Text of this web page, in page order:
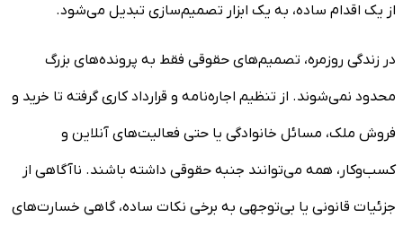
از یک اقدام ساده، به یک ابزار تصمیم‌سازی تبدیل می‌شود.
در زندگی روزمره، تصمیم‌های حقوقی فقط به پرونده‌های بزرگ
محدود نمی‌شوند. از تنظیم اجاره‌نامه و قرارداد کاری گرفته تا خرید و
فروش ملک، مسائل خانوادگی یا حتی فعالیت‌های آنلاین و
کسب‌وکار، همه می‌توانند جنبه حقوقی داشته باشند. ناآگاهی از
جزئیات قانونی یا بی‌توجهی به برخی نکات ساده، گاهی خسارت‌های